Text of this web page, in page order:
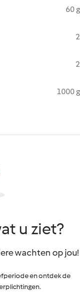
60 g
2
2
1000 g
u ziet?
wachten op jou!
en ontdek de